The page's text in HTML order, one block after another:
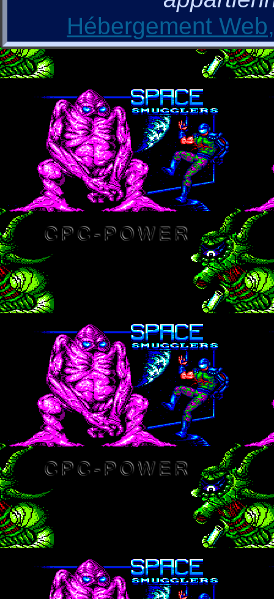
Hébergement